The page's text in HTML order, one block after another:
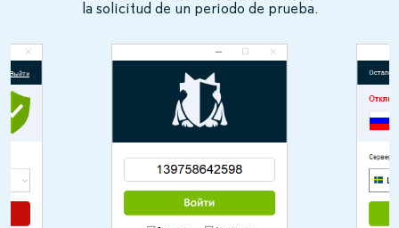
la solicitud de un periodo de prueba.